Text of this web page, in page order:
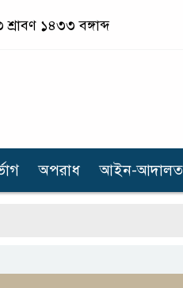
১৪৩৩ বঙ্গাব্দ
অপরাধ আইন-আদালত